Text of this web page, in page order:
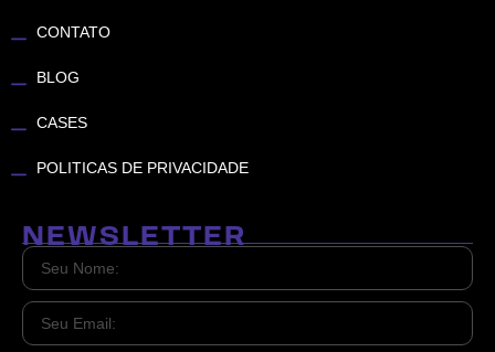
CONTATO
BLOG
CASES
POLITICAS DE PRIVACIDADE
NEWSLETTER